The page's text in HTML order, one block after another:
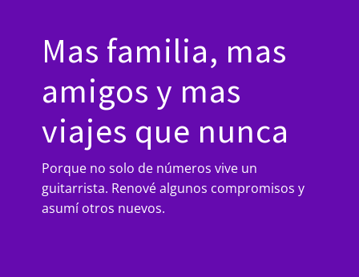
Mas familia, mas
amigos y mas
viajes que nunca
Porque no solo de números vive un
guitarrista. Renové algunos compromisos y
asumí otros nuevos.